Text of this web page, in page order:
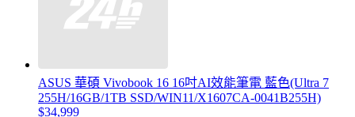
ASUS 華碩 Vivobook 16 16吋AI效能筆電 藍色(Ultra 7
255H/16GB/1TB SSD/WIN11/X1607CA-0041B255H)
$34,999